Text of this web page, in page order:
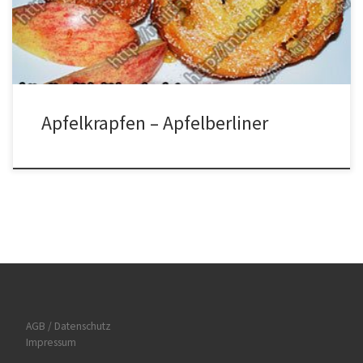
den Teig in eine Schüssel geben und verkneten. Den Teig auf eine
[…]
Apfelkrapfen – Apfelberliner
AGB / Datenschutz
Impressum